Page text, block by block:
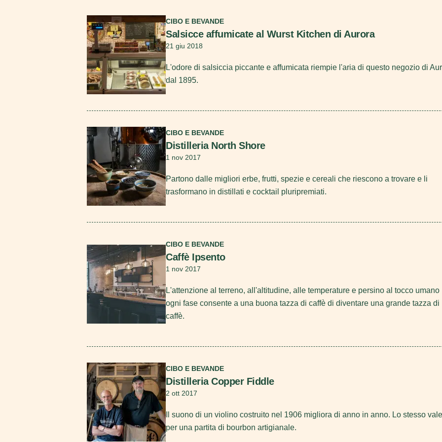
CIBO E BEVANDE
Salsicce affumicate al Wurst Kitchen di Aurora
21 giu 2018
L'odore di salsiccia piccante e affumicata riempie l'aria di questo negozio di
dal 1895.
CIBO E BEVANDE
Distilleria North Shore
1 nov 2017
Partono dalle migliori erbe, frutti, spezie e cereali che riescono a trovare e li
trasformano in distillati e cocktail pluripremiati.
CIBO E BEVANDE
Caffè Ipsento
1 nov 2017
L'attenzione al terreno, all'altitudine, alle temperature e persino al tocco umano
ogni fase consente a una buona tazza di caffè di diventare una grande tazza di
caffè.
CIBO E BEVANDE
Distilleria Copper Fiddle
2 ott 2017
Il suono di un violino costruito nel 1906 migliora di anno in anno. Lo stesso vale
per una partita di bourbon artigianale.